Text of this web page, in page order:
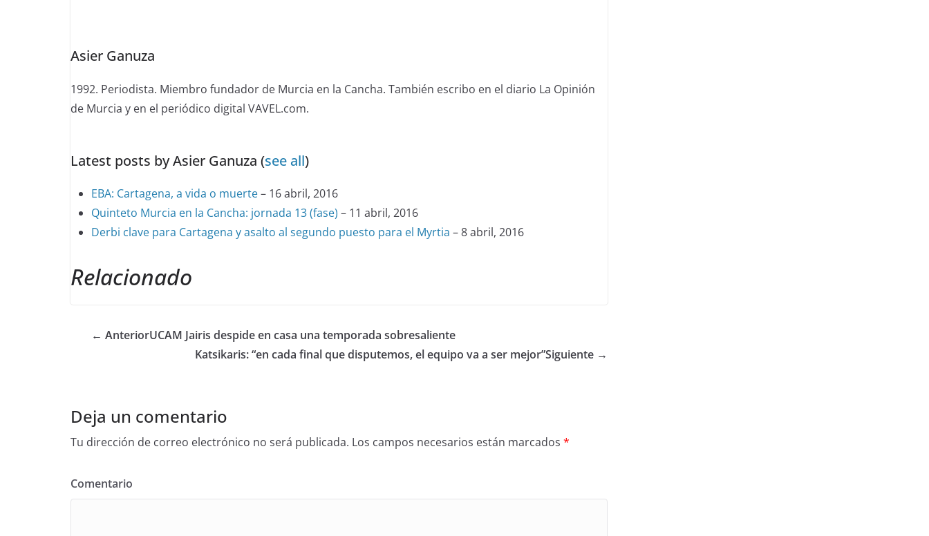
content
Asier Ganuza
1992. Periodista. Miembro fundador de Murcia en la Cancha. También escribo en el diario La Opinión
de Murcia y en el periódico digital VAVEL.com.
Latest posts by Asier Ganuza (see all)
EBA: Cartagena, a vida o muerte– 16 abril, 2016
Quinteto Murcia en la Cancha: jornada 13 (fase) – 11 abril, 2016
Derbi clave para Cartagena y asalto al segundo puesto para el Myrtia – 8 abril, 2016
Relacionado
← AnteriorUCAM Jairis despide en casa una temporada sobresaliente
Katsikaris: “en cada final que disputemos, el equipo va a ser mejor”Siguiente →
Deja un comentario
Tu dirección de correo electrónico no será publicada. Los campos necesarios están marcados *
Comentario